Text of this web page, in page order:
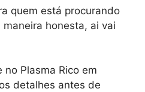
quem está procurando
honesta, ai vai
Plasma Rico em
detalhes antes de